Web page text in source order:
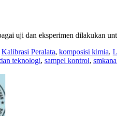
uji dan eksperimen dilakukan
Kalibrasi Peralata, komposisi kimia,
teknologi, sampel kontrol,